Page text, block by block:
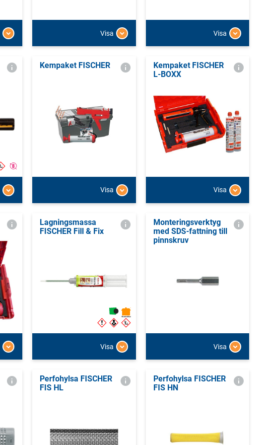
Visa Visa
Kempaket FISCHER
Visa
Kempaket FISCHER
L-BOXX
Visa
Lagningsmassa
FISCHER Fill & Fix
Visa
Monteringsverktyg
med SDS-fattning till
pinnskruv
Visa
Perfohylsa FISCHER
FIS HL
Perfohylsa FISCHER
FIS HN